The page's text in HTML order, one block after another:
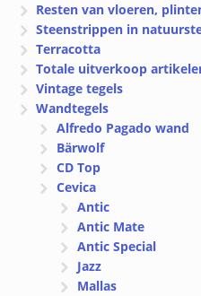
Resten van vloeren,
Steenstrippen in
Terracotta
Totale uitverkoop
Vintage tegels
Wandtegels
Alfredo Pagado wand
Bärwolf
CD Top
Cevica
Antic
Antic Mate
Antic Special
Jazz
Mallas